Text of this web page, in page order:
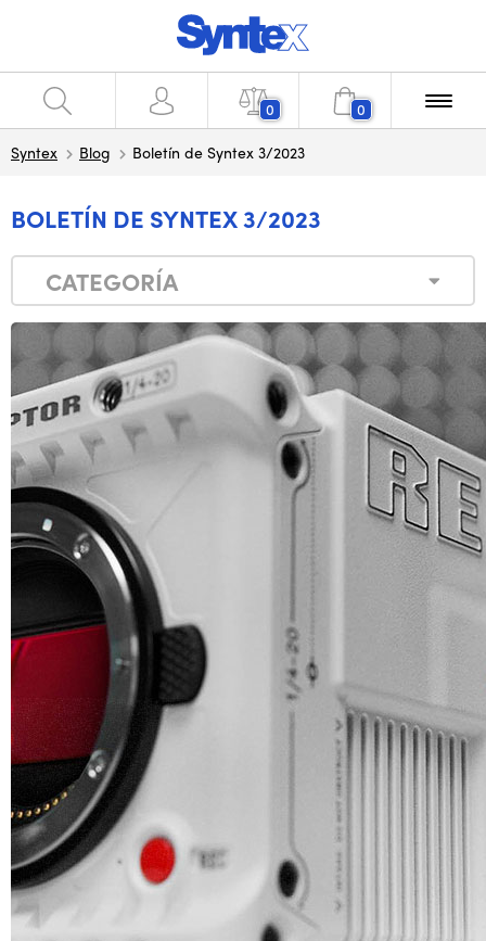
0 0
Syntex Blog Boletín de Syntex 3/2023
BOLETÍN DE SYNTEX 3/2023
CATEGORÍA